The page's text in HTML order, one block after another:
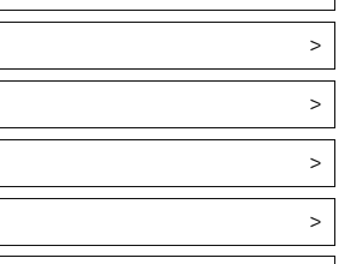
＞
＞
＞
＞